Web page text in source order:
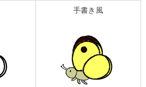
手書き風